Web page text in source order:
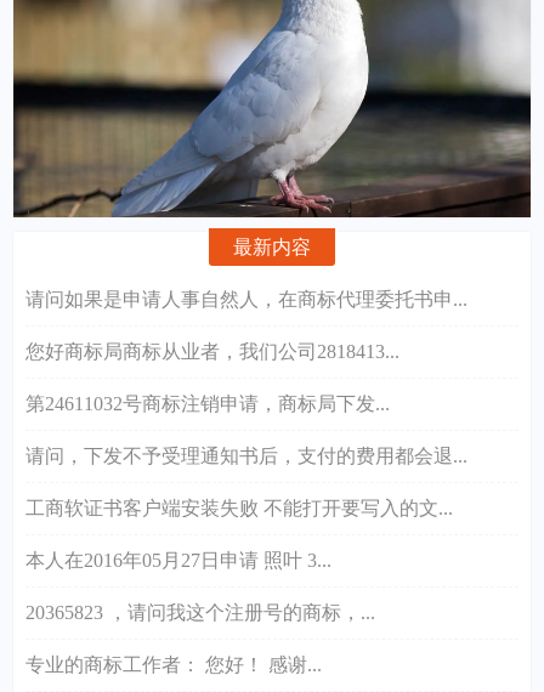
最新内容
请问如果是申请人事自然人，在商标代理委托书申...
您好商标局商标从业者，我们公司2818413...
第24611032号商标注销申请，商标局下发...
请问，下发不予受理通知书后，支付的费用都会退...
工商软证书客户端安装失败 不能打开要写入的文...
本人在2016年05月27日申请 照叶 3...
20365823 ，请问我这个注册号的商标，...
专业的商标工作者： 您好！ 感谢...